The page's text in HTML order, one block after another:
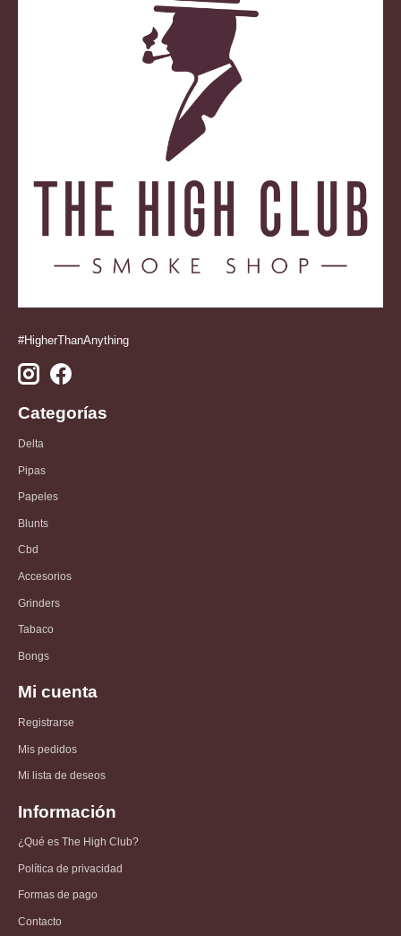
#HigherThanAnything
Categorías
Delta
Pipas
Papeles
Blunts
Cbd
Accesorios
Grinders
Tabaco
Bongs
Mi cuenta
Registrarse
Mis pedidos
Mi lista de deseos
Información
¿Qué es The High Club?
Política de privacidad
Formas de pago
Contacto